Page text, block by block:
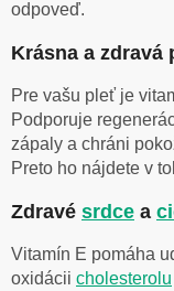
odpoveď.
Krásna a zdravá
Pre vašu pleť je
Podporuje
zápaly a chráni
Preto ho nájdete v
Zdravé srdce a
Vitamín E pomáha
oxidácii cholesterolu